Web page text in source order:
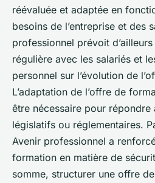
réévaluée et adaptée en
besoins de l’entreprise et des
professionnel prévoit
régulière avec les salariés et
personnel sur l’évolution de
L’adaptation de l’offre de
être nécessaire pour répondre
législatifs ou réglementaires.
Avenir professionnel a
formation en matière de
somme, structurer une offre